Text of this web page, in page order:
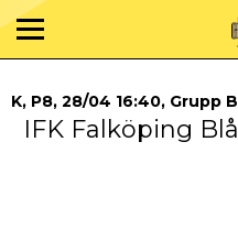
K, P8, 28/04 16:40, Grupp B
IFK Falköping Blå